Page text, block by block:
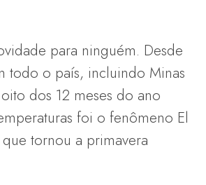
para ninguém. Desde
todo o país, incluindo Minas
dos 12 meses do ano
foi o fenômeno El
tornou a primavera